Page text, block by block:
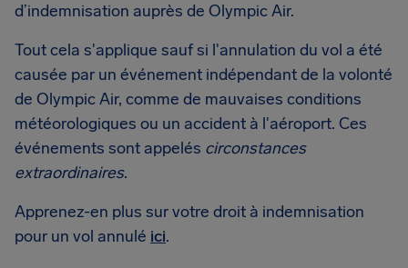
d’indemnisation auprès de Olympic Air.
Tout cela s'applique sauf si l'annulation du vol a été
causée par un événement indépendant de la volonté
de Olympic Air, comme de mauvaises conditions
météorologiques ou un accident à l'aéroport. Ces
événements sont appelés circonstances
extraordinaires.
Apprenez-en plus sur votre droit à indemnisation
pour un vol annulé ici.